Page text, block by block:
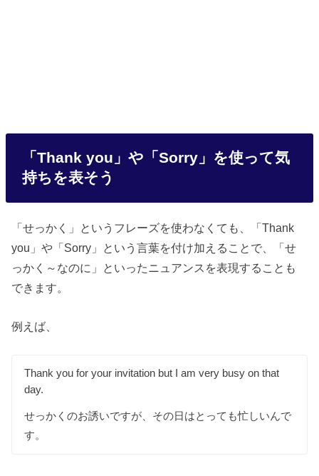
「Thank you」や「Sorry」を使って気
持ちを表そう
「せっかく」というフレーズを使わなくても、「Thank
you」や「Sorry」という言葉を付け加えることで、「せ
っかく～なのに」といったニュアンスを表現することも
できます。
例えば、
Thank you for your invitation but I am very busy on that
day.
せっかくのお誘いですが、その日はとっても忙しいんで
す。